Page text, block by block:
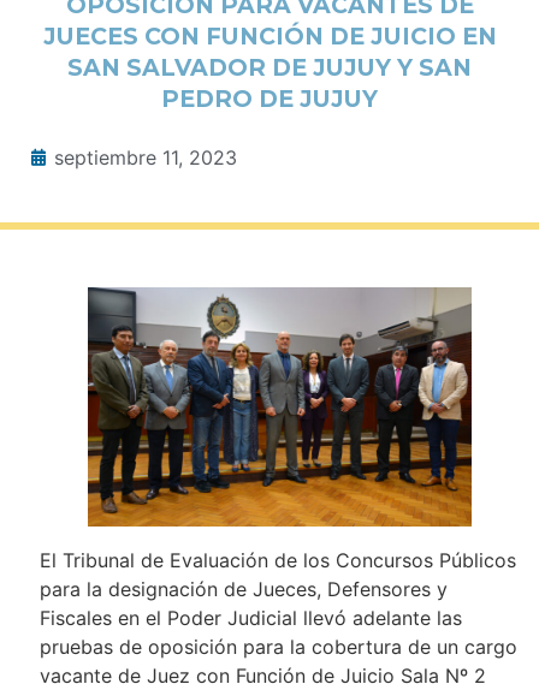
JUECES CON FUNCIÓN DE JUICIO EN
SAN SALVADOR DE JUJUY Y SAN
PEDRO DE JUJUY
septiembre 11, 2023
El Tribunal de Evaluación de los Concursos Públicos
para la designación de Jueces, Defensores y
Fiscales en el Poder Judicial llevó adelante las
pruebas de oposición para la cobertura de un cargo
vacante de Juez con Función de Juicio Sala Nº 2